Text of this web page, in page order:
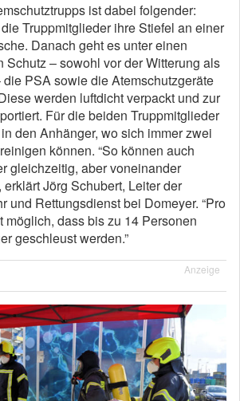
ist dabei folgender:
Truppmitglieder ihre Stiefel an einer
Danach geht es unter einen
Schutz – sowohl vor der Witterung als
PSA sowie die Atemschutzgeräte
werden luftdicht verpackt und zur
Für die beiden Truppmitglieder
den Anhänger, wo sich immer zwei
können. “So können auch
gleichzeitig, aber voneinander
erklärt Jörg Schubert, Leiter der
und Rettungsdienst bei Domeyer. “Pro
möglich, dass bis zu 14 Personen
geschleust werden.”
Anzeige